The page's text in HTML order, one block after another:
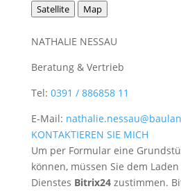
Satellite Map
NATHALIE NESSAU
Beratung & Vertrieb
Tel: 0391 / 886858 11
E-Mail:
KONTAKTIEREN SIE MICH
Um per Formular eine
können, müssen Sie dem
Dienstes Bitrix24zustimmen.